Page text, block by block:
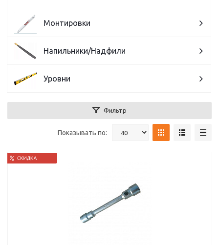
Монтировки
Напильники/Надфили
Уровни
Фильтр
Показывать по: